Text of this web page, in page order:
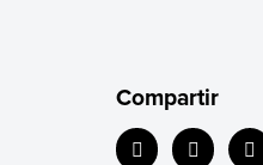
Compartir